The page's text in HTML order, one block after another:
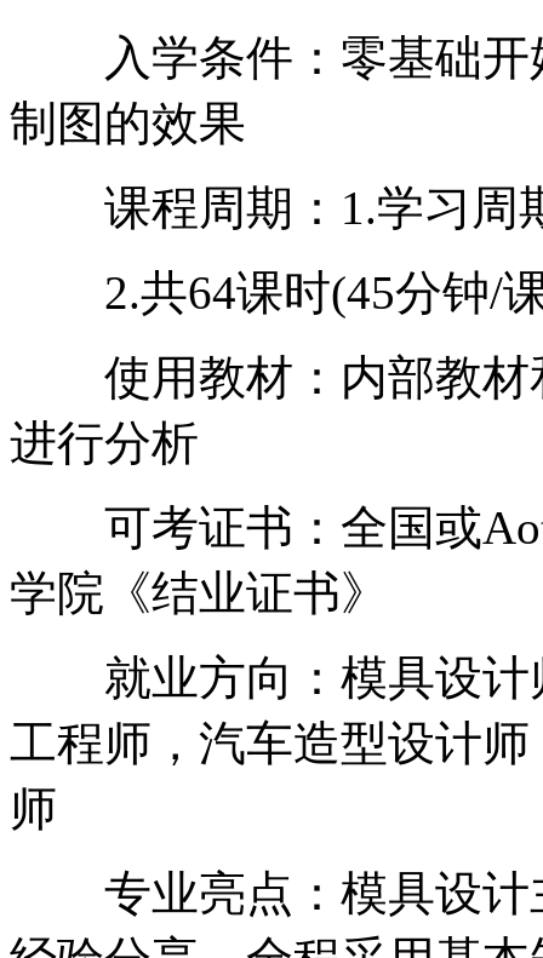
入学条件：零基础开
制图的效果
课程周期：1.学习周
2.共64课时(45分钟/
使用教材：内部教材
进行分析
可考证书：全国或
学院《结业证书》
就业方向：模具设计
工程师，汽车造型设计
师
专业亮点：模具设计